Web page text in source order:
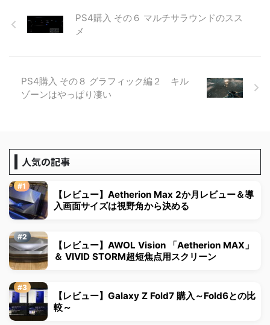
PS4購入 その６ マルチサラウンドのスス
メ
PS4購入 その８ グラフィック編２ キル
ゾーンはやっぱり凄い
人気の記事
【レビュー】Aetherion Max 2か月レビュー＆導
入画面サイズは視野角から決める
【レビュー】AWOL Vision 「Aetherion MAX」
＆ VIVID STORM超短焦点用スクリーン
【レビュー】Galaxy Z Fold7 購入～Fold6との比
較～